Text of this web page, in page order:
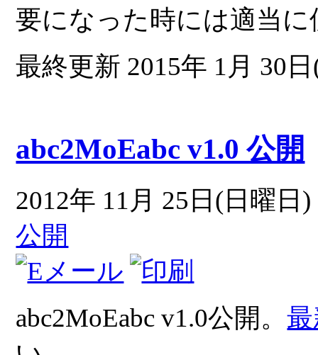
要になった時には適当
最終更新 2015年 1月 30
abc2MoEabc v1.0 公開
2012年 11月 25日(日曜日
公開
abc2MoEabc v1.0公開。